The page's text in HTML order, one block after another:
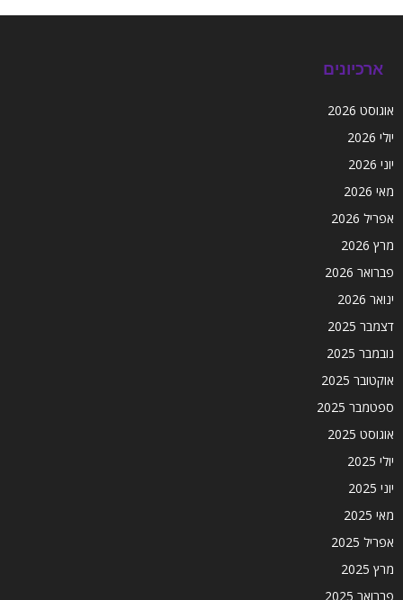
ארכיונים
אוגוסט 2026
יולי 2026
יוני 2026
מאי 2026
אפריל 2026
מרץ 2026
פברואר 2026
ינואר 2026
דצמבר 2025
נובמבר 2025
אוקטובר 2025
ספטמבר 2025
אוגוסט 2025
יולי 2025
יוני 2025
מאי 2025
אפריל 2025
מרץ 2025
פברואר 2025